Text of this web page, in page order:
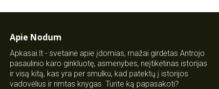
Apie Nodum
Apkasai.lt - svetainė apie įdomias, mažai girdėtas Antrojo
pasaulinio karo ginkluotę, asmenybes, neįtikėtinas istorijas
ir visą kitą, kas yra per smulku, kad patektų į istorijos
vadovėlius ir rimtas knygas. Turite ką papasakoti?